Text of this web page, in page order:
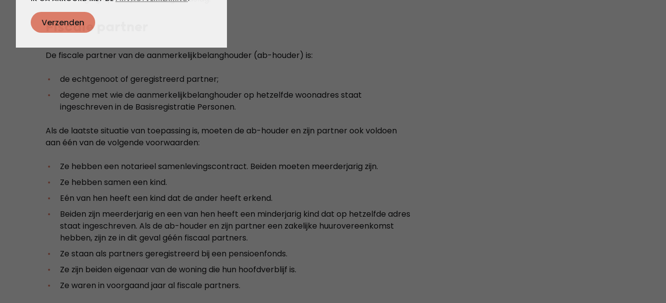
Fiscale partner
De fiscale partner van de aanmerkelijkbelanghouder (ab-houder) is:
de echtgenoot of geregistreerd partner;
degene met wie de aanmerkelijkbelanghouder op hetzelfde woonadres staat
ingeschreven in de Basisregistratie Personen.
Als de laatste situatie van toepassing is, moeten de ab-houder en zijn partner ook voldoen
aan één van de volgende voorwaarden:
Ze hebben een notarieel samenlevingscontract. Beiden moeten meerderjarig zijn.
Ze hebben samen een kind.
Eén van hen heeft een kind dat de ander heeft erkend.
Beiden zijn meerderjarig en een van hen heeft een minderjarig kind dat op hetzelfde adres
staat ingeschreven. Als de ab-houder en zijn partner een zakelijke huurovereenkomst
hebben, zijn ze in dit geval géén fiscaal partners.
Ze staan als partners geregistreerd bij een pensioenfonds.
Ze zijn beiden eigenaar van de woning die hun hoofdverblijf is.
Ze waren in voorgaand jaar al fiscale partners.